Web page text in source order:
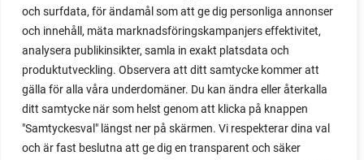
och surfdata, för ändamål som att ge dig personliga annonser
och innehåll, mäta marknadsföringskampanjers effektivitet,
analysera publikinsikter, samla in exakt platsdata och
produktutveckling. Observera att ditt samtycke kommer att
gälla för alla våra underdomäner. Du kan ändra eller återkalla
ditt samtycke när som helst genom att klicka på knappen
"Samtyckesval" längst ner på skärmen. Vi respekterar dina val
och är fast beslutna att ge dig en transparent och säker